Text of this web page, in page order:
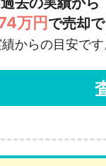
万円 で売却
績からの目安で